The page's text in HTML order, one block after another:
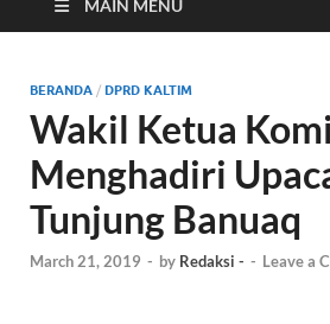
Cyber
MAIN MENU
BERANDA / DPRD KALTIM
Wakil Ketua
Menghadiri
Tunjung Banuaq
March 21, 2019 - by Redaksi - - Leave a